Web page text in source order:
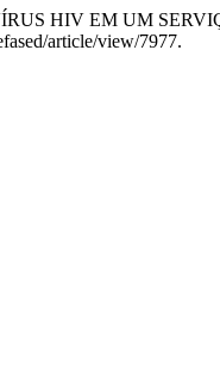
HIV EM UM
article/view/7977.